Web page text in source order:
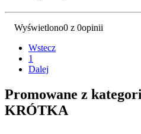
Wyświetlono0 z 0opinii
Wstecz
1
Dalej
Promowane z
KRÓTKA